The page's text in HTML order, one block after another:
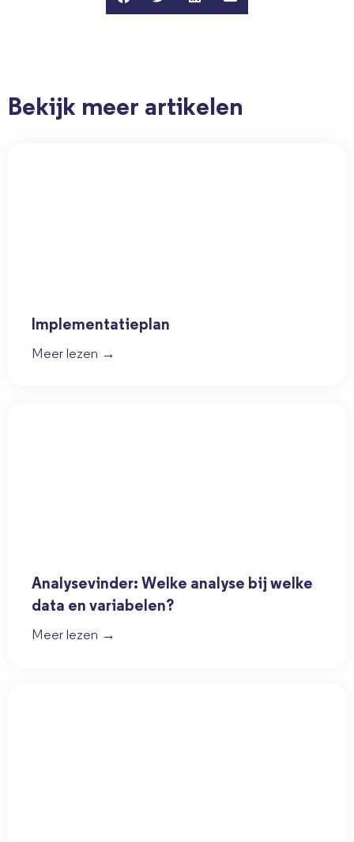
Bekijk meer artikelen
Implementatieplan
Meer lezen →
Analysevinder: Welke analyse bij welke
data en variabelen?
Meer lezen →